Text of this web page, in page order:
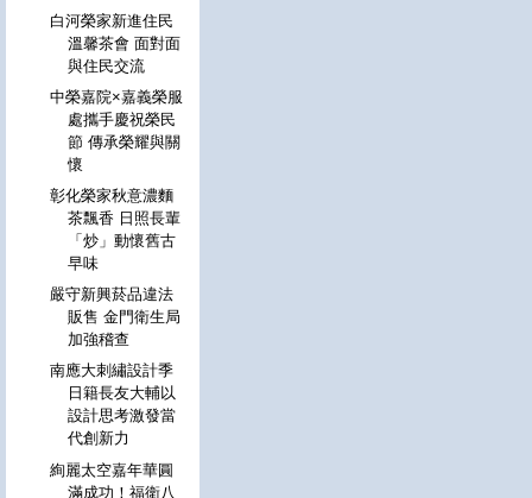
白河榮家新進住民
溫馨茶會 面對面
與住民交流
中榮嘉院×嘉義榮服
處攜手慶祝榮民
節 傳承榮耀與關
懷
彰化榮家秋意濃麵
茶飄香 日照長輩
「炒」動懷舊古
早味
嚴守新興菸品違法
販售 金門衛生局
加強稽查
南應大刺繡設計季
日籍長友大輔以
設計思考激發當
代創新力
絢麗太空嘉年華圓
滿成功！福衛八